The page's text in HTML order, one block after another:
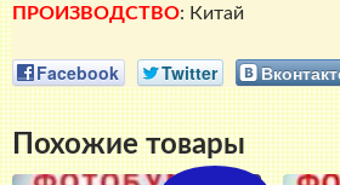
ПРОИЗВОДСТВО: Китай
Facebook Twitter
Похожие товары